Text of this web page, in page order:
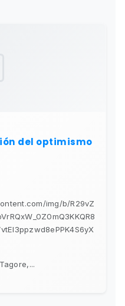
del optimismo
img/b/R29vZ